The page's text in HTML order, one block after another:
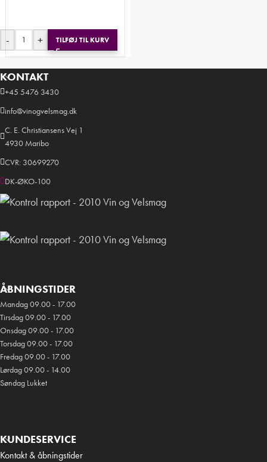
- + TILFØJ TIL KURV
KONTAKT
+45 5476 3430
info@vinogvelsmag.dk
C. E. Christiansens Vej 1
4930 Maribo
CVR: 30699270
DK-ØKO-100
ÅBNINGSTIDER
Mandag 09.00 - 17.00
Tirsdag 09.00 - 17.00
Onsdag 09.00 - 17.00
Torsdag 09.00 - 17.00
Fredag 09.00 - 17.00
Lørdag 09.00 - 14.00
Søndag Lukket
KUNDESERVICE
Kontakt & åbningstider